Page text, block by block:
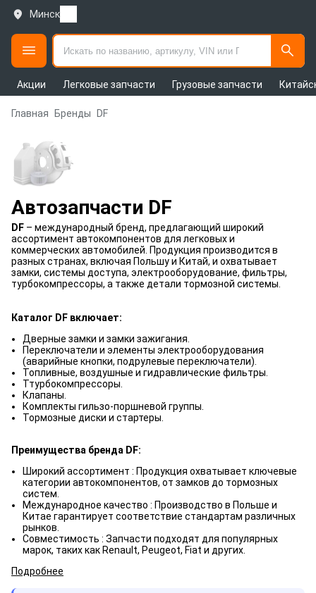
Минск
Акции Легковые запчасти Грузовые запчасти
Главная Бренды DF
Автозапчасти DF
DF – международный бренд, предлагающий широкий
ассортимент автокомпонентов для легковых и
коммерческих автомобилей. Продукция производится в
разных странах, включая Польшу и Китай, и охватывает
замки, системы доступа, электрооборудование, фильтры,
турбокомпрессоры, а также детали тормозной системы.
Каталог DF включает:
Дверные замки и замки зажигания.
Переключатели и элементы электрооборудования
(аварийные кнопки, подрулевые переключатели).
Топливные, воздушные и гидравлические фильтры.
Ттурбокомпрессоры.
Клапаны.
Комплекты гильзо-поршневой группы.
Тормозные диски и стартеры.
Преимущества бренда DF:
Широкий ассортимент : Продукция охватывает ключевые
категории автокомпонентов, от замков до тормозных
систем.
Международное качество : Производство в Польше и
Китае гарантирует соответствие стандартам различных
рынков.
Совместимость : Запчасти подходят для популярных
марок, таких как Renault, Peugeot, Fiat и других.
Подробнее